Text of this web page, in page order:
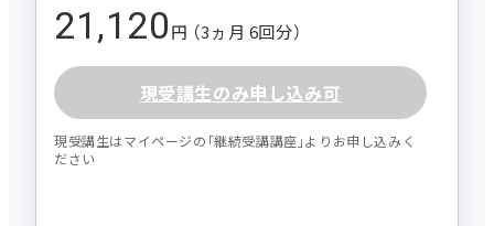
21,120円 （3ヵ月 6回分）
現受講生のみ申し込み可
現受講生はマイページの｢継続受講講座｣よりお申し込みく
ださい